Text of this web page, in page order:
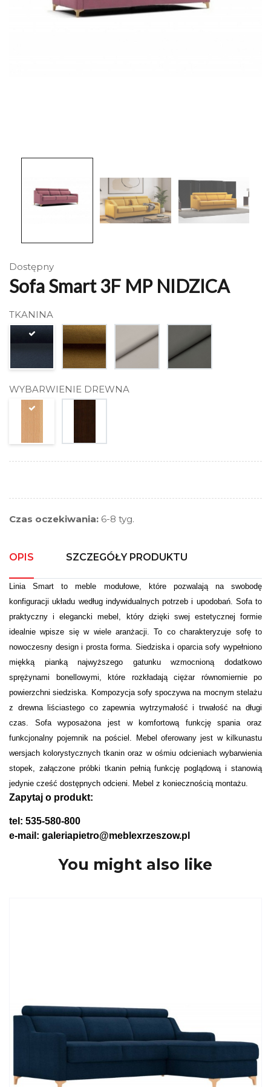
Dostępny
Sofa Smart 3F MP NIDZICA
TKANINA
WYBARWIENIE DREWNA
Czas oczekiwania: 6-8 tyg.
OPIS SZCZEGÓŁY PRODUKTU
Linia Smart to meble modułowe, które pozwalają na swobodę
konfiguracji układu według indywidualnych potrzeb i upodobań. Sofa to
praktyczny i elegancki mebel, który dzięki swej estetycznej formie
idealnie wpisze się w wiele aranżacji. To co charakteryzuje sofę to
nowoczesny design i prosta forma. Siedziska i oparcia sofy wypełniono
miękką pianką najwyższego gatunku wzmocnioną dodatkowo
sprężynami bonellowymi, które rozkładają ciężar równomiernie po
powierzchni siedziska. Kompozycja sofy spoczywa na mocnym stelażu
z drewna liściastego co zapewnia wytrzymałość i trwałość na długi
czas. Sofa wyposażona jest w komfortową funkcję spania oraz
funkcjonalny pojemnik na pościel. Mebel oferowany jest w kilkunastu
wersjach kolorystycznych tkanin oraz w ośmiu odcieniach wybarwienia
stopek, załączone próbki tkanin pełnią funkcję poglądową i stanowią
jedynie cześć dostępnych odcieni. Mebel z koniecznością montażu.
Zapytaj o produkt:
tel: 535-580-800
e-mail: galeriapietro@meblexrzeszow.pl
You might also like